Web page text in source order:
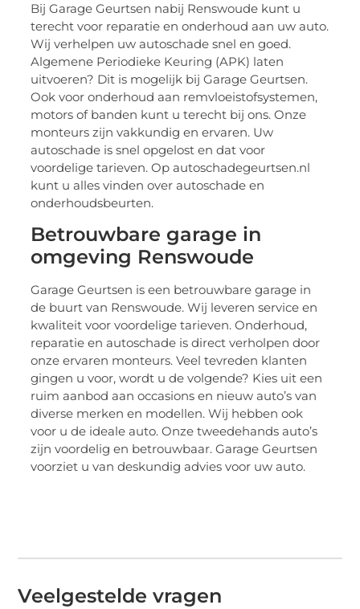
Bij Garage Geurtsen nabij Renswoude kunt u
terecht voor reparatie en onderhoud aan uw auto.
Wij verhelpen uw autoschade snel en goed.
Algemene Periodieke Keuring (APK) laten
uitvoeren? Dit is mogelijk bij Garage Geurtsen.
Ook voor onderhoud aan remvloeistofsystemen,
motors of banden kunt u terecht bij ons. Onze
monteurs zijn vakkundig en ervaren. Uw
autoschade is snel opgelost en dat voor
voordelige tarieven. Op autoschadegeurtsen.nl
kunt u alles vinden over autoschade en
onderhoudsbeurten.
Betrouwbare garage in
omgeving Renswoude
Garage Geurtsen is een betrouwbare garage in
de buurt van Renswoude. Wij leveren service en
kwaliteit voor voordelige tarieven. Onderhoud,
reparatie en autoschade is direct verholpen door
onze ervaren monteurs. Veel tevreden klanten
gingen u voor, wordt u de volgende? Kies uit een
ruim aanbod aan occasions en nieuw auto’s van
diverse merken en modellen. Wij hebben ook
voor u de ideale auto. Onze tweedehands auto’s
zijn voordelig en betrouwbaar. Garage Geurtsen
voorziet u van deskundig advies voor uw auto.
Veelgestelde vragen